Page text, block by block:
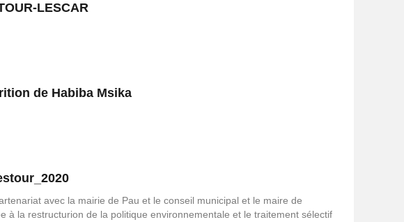
LESCAR
de Habiba Msika
avec la mairie de Pau et le conseil municipal et le maire de
à la restructurion de la politique environnementale et le traitement sélectif